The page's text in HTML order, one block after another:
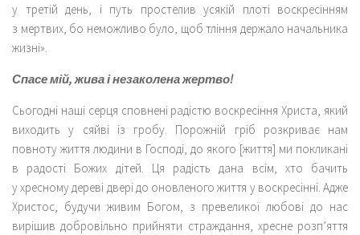
у третій день, і путь простелив усякій плоті воскресінням
з мертвих, бо неможливо було, щоб тління держало начальника
жизні».
Спасе мій, жива і незаколена жертво!
Сьогодні наші серця сповнені радістю воскресіння Христа, який
виходить у сяйві із гробу. Порожній гріб розкриває нам
повноту життя людини в Господі, до якого [життя] ми покликані
в радості Божих дітей. Ця радість дана всім, хто бачить
у хресному дереві двері до оновленого життя у воскресінні. Адже
Христос, будучи живим Богом, з превеликої любові до нас
вирішив добровільно прийняти страждання, хресне розп’яття